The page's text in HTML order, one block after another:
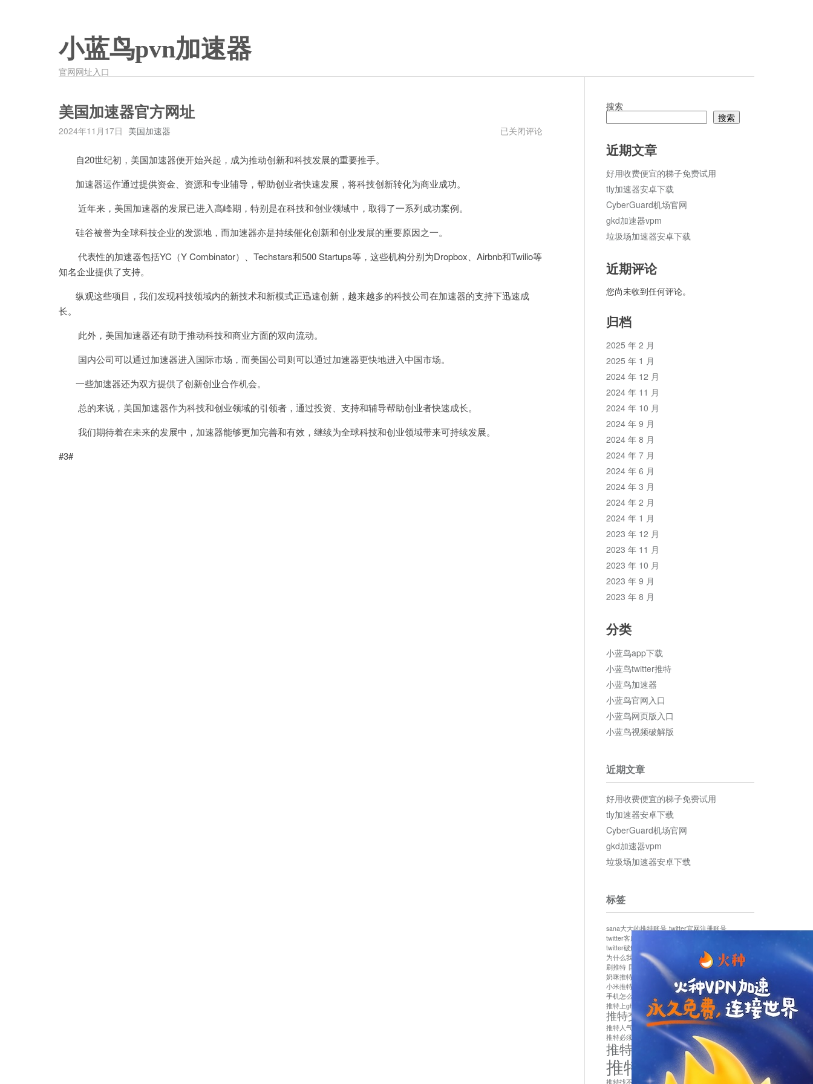
小蓝鸟pvn加速器
官网网址入口
美国加速器官方网址
2024年11月17日 美国加速器
美
已关闭评论
自20世纪初，美国加速器便开始兴起，成为推动创新和科技发展的重要推手。
加速器运作通过提供资金、资源和专业辅导，帮助创业者快速发展，将科技创新转化为商业成功。
近年来，美国加速器的发展已进入高峰期，特别是在科技和创业领域中，取得了一系列成功案例。
硅谷被誉为全球科技企业的发源地，而加速器亦是持续催化创新和创业发展的重要原因之一。
代表性的加速器包括YC（Y Combinator）、Techstars和500 Startups等，这些机构分别为Dropbox、Airbnb和Twilio等
知名企业提供了支持。
纵观这些项目，我们发现科技领域内的新技术和新模式正迅速创新，越来越多的科技公司在加速器的支持下迅速成
长。
此外，美国加速器还有助于推动科技和商业方面的双向流动。
国内公司可以通过加速器进入国际市场，而美国公司则可以通过加速器更快地进入中国市场。
一些加速器还为双方提供了创新创业合作机会。
总的来说，美国加速器作为科技和创业领域的引领者，通过投资、支持和辅导帮助创业者快速成长。
我们期待着在未来的发展中，加速器能够更加完善和有效，继续为全球科技和创业领域带来可持续发展。
#3#
搜索
搜索
近期文章
好用收费便宜的梯子免费试用
tly加速器安卓下载
CyberGuard机场官网
gkd加速器vpm
垃圾场加速器安卓下载
近期评论
您尚未收到任何评论。
归档
2025 年 2 月
2025 年 1 月
2024 年 12 月
2024 年 11 月
2024 年 10 月
2024 年 9 月
2024 年 8 月
2024 年 7 月
2024 年 6 月
2024 年 3 月
2024 年 2 月
2024 年 1 月
2023 年 12 月
2023 年 11 月
2023 年 10 月
2023 年 9 月
2023 年 8 月
分类
小蓝鸟app下载
小蓝鸟twitter推特
小蓝鸟加速器
小蓝鸟官网入口
小蓝鸟网页版入口
小蓝鸟视频破解版
近期文章
好用收费便宜的梯子免费试用
tly加速器安卓下载
CyberGuard机场官网
gkd加速器vpm
垃圾场加速器安卓下载
标签
sana大大的推特账号 twitter官网注册账号
twitter客服
twitter破解版下载
为什么我推特无法保存设置
作者sana推特是什么
刷推特 国内为什么不能用twitter 国内能用twitter吗
奶咪推特
如何找回推特密码
小米推特闪退是怎么回事 怎么看推特上的视频
手机怎么注册推特账号
推特devil
推特上ghs的女博主
推特交友软件app下载
推特人气萌货小蔡头喵喵喵 推特实名制
推特必须用外网吗
推特怎么取消关联手机号
推特怎么看敏感内容苹果
推特找不到账号 推特注册必须要手机号